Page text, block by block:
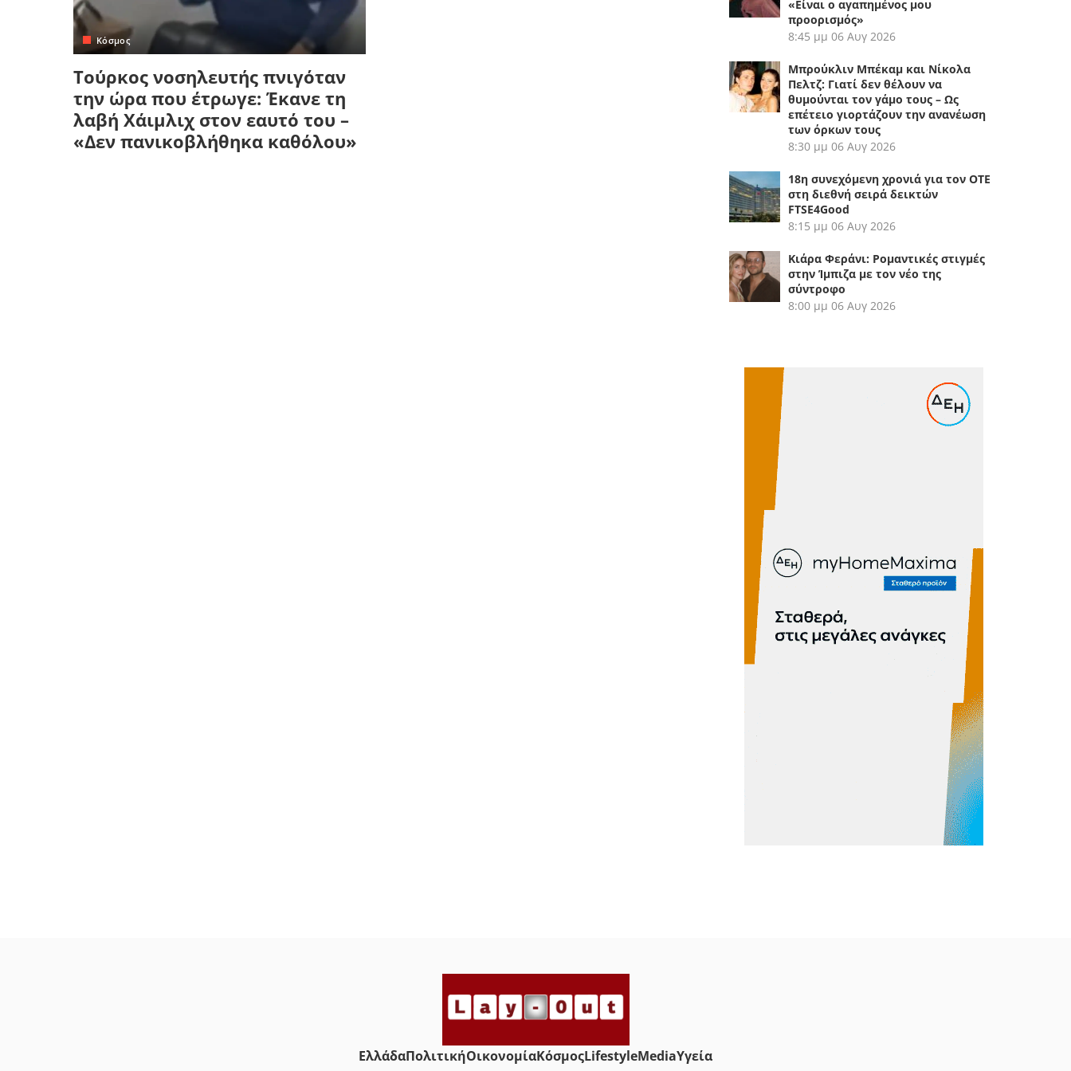
Κρήτη
Κυκλάδες
Πελοπόννησος
Κόσμος
Τούρκος νοσηλευτής πνιγόταν
την ώρα που έτρωγε: Έκανε τη
λαβή Χάιμλιχ στον εαυτό του –
«Δεν πανικοβλήθηκα καθόλου»
«Είναι ο αγαπημένος μου
προορισμός»
8:45 μμ 06 Αυγ 2026
Μπρούκλιν Μπέκαμ και Νίκολα
Πελτζ: Γιατί δεν θέλουν να
θυμούνται τον γάμο τους – Ως
επέτειο γιορτάζουν την ανανέωση
των όρκων τους
8:30 μμ 06 Αυγ 2026
18η συνεχόμενη χρονιά για τον ΟΤΕ
στη διεθνή σειρά δεικτών
FTSE4Good
8:15 μμ 06 Αυγ 2026
Κιάρα Φεράνι: Ρομαντικές στιγμές
στην Ίμπιζα με τον νέο της
σύντροφο
8:00 μμ 06 Αυγ 2026
ΕλλάδαΠολιτικήΟικονομίαΚόσμοςLifestyleMediaYγεία